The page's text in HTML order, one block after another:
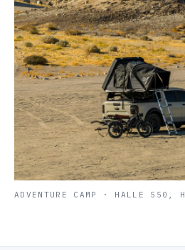
ADVENTURE CAMP · HALLE 550,